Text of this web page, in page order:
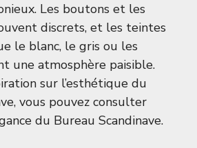
Les boutons et les
discrets, et les teintes
le blanc, le gris ou les
une atmosphère paisible.
sur l’esthétique du
vous pouvez consulter
du Bureau Scandinave.